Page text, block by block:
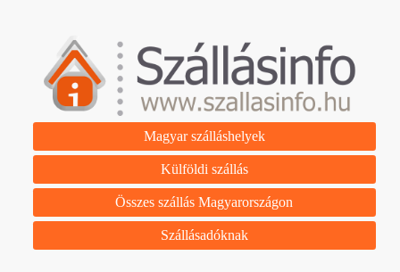
Magyar szálláshelyek
Külföldi szállás
Összes szállás Magyarországon
Szállásadóknak